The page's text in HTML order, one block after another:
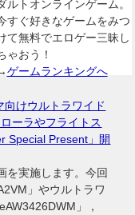
ルトオンラインゲーム。
すぐ好きなゲームをみつ
て無料でエロゲー三昧し
ゃおう！
ゲームランキングへ
向けウルトラワイド
ーラやフライトス
Special Present」開
実施します。今回
」やウルトラワ
」，